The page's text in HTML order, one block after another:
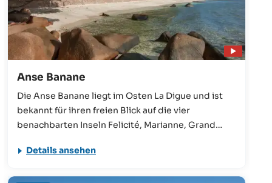
Anse Banane
Die Anse Banane liegt im Osten La Digue und ist
bekannt für ihren freien Blick auf die vier
benachbarten Inseln Felicité, Marianne, Grand
Shops gibt es hier auch das beliebte Restaurant
Details ansehen